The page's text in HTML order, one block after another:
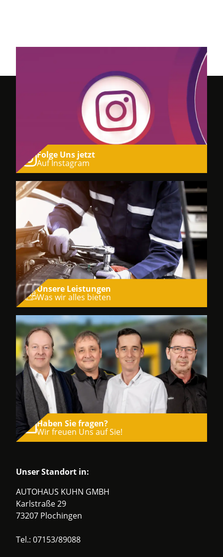
Folge Uns jetzt
Auf Instagram
Unsere Leistungen
Was wir alles bieten
Haben Sie fragen?
Wir freuen Uns auf Sie!
Unser Standort in:
AUTOHAUS KUHN GMBH
Karlstraße 29
73207 Plochingen
Tel.: 07153/89088